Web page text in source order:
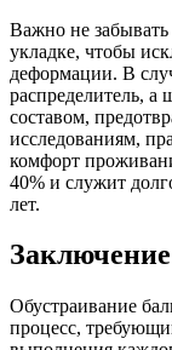
Важно не
укладке, чтобы
деформации. В
распределитель,
составом,
исследованиям,
комфорт
40% и служит
лет.
Заключение
Обустраивание
процесс,